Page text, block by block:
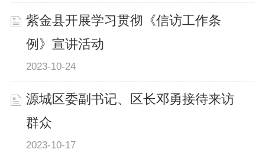
紫金县开展学习贯彻《信访工作条
例》宣讲活动
2023-10-24
源城区委副书记、区长邓勇接待来访
群众
2023-10-17